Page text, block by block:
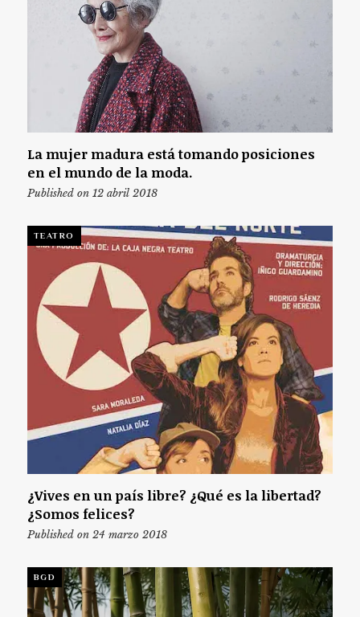
La mujer madura está tomando posiciones
en el mundo de la moda.
Published on 12 abril 2018
TEATRO
¿Vives en un país libre? ¿Qué es la libertad?
¿Somos felices?
Published on 24 marzo 2018
BGD